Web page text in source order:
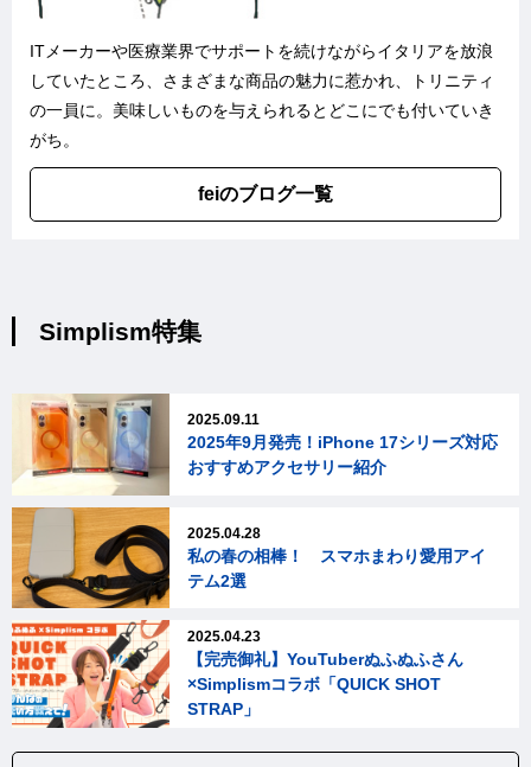
ITメーカーや医療業界でサポートを続けながらイタリアを放浪
していたところ、さまざまな商品の魅力に惹かれ、トリニティ
の一員に。美味しいものを与えられるとどこにでも付いていき
がち。
feiのブログ一覧
Simplism特集
2025.09.11
2025年9月発売！iPhone 17シリーズ対応
おすすめアクセサリー紹介
2025.04.28
私の春の相棒！ スマホまわり愛用アイ
テム2選
2025.04.23
【完売御礼】YouTuberぬふぬふさん
×Simplismコラボ「QUICK SHOT
STRAP」